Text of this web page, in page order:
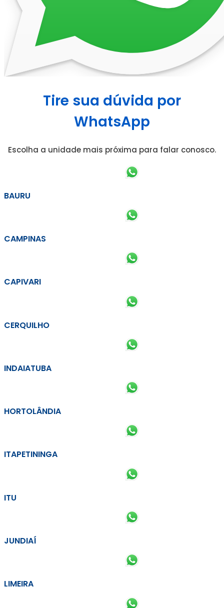
Tire sua dúvida por
WhatsApp
Escolha a unidade mais próxima para falar conosco.
BAURU
CAMPINAS
CAPIVARI
CERQUILHO
INDAIATUBA
HORTOLÂNDIA
ITAPETININGA
ITU
JUNDIAÍ
LIMEIRA